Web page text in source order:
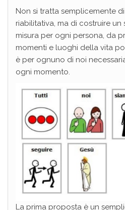
Non si tratta semplicemente
riabilitativa, ma di costruire un
misura per ogni persona, da
momenti e luoghi della vita
è per ognuno di noi
ogni momento.
La prima proposta è un